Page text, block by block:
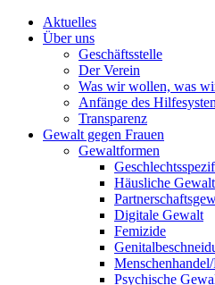
Aktuelles
Über uns
Geschäftsstelle
Der Verein
Was wir wollen, was
Anfänge des
Transparenz
Gewalt gegen Frauen
Gewaltformen
Häusliche Gewalt
Digitale Gewalt
Femizide
Psychische